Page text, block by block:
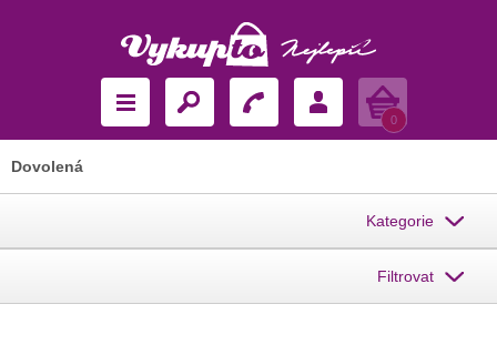
Košík
0
Dovolená
Kategorie
Filtrovat